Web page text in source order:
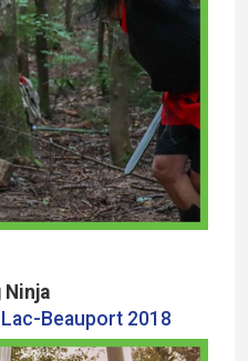
Ninja
Lac-Beauport 2018